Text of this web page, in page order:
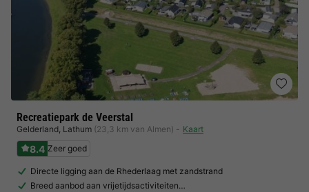
Recreatiepark de Veerstal
Gelderland, Lathum (23,3 km van Almen) Kaart
8.4 Zeer goed
Directe ligging aan de Rhederlaag met zandstrand
Breed aanbod aan vrijetijdsactiviteiten…